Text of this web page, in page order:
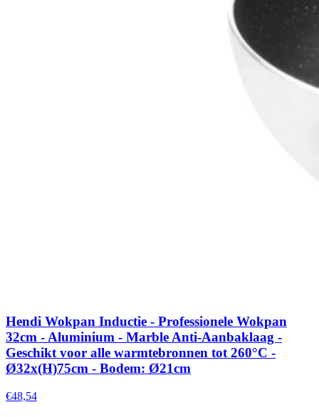
Hendi Wokpan Inductie - Professionele Wokpan
32cm - Aluminium - Marble Anti-Aanbaklaag -
Geschikt voor alle warmtebronnen tot 260°C -
Ø32x(H)75cm - Bodem: Ø21cm
€48,54